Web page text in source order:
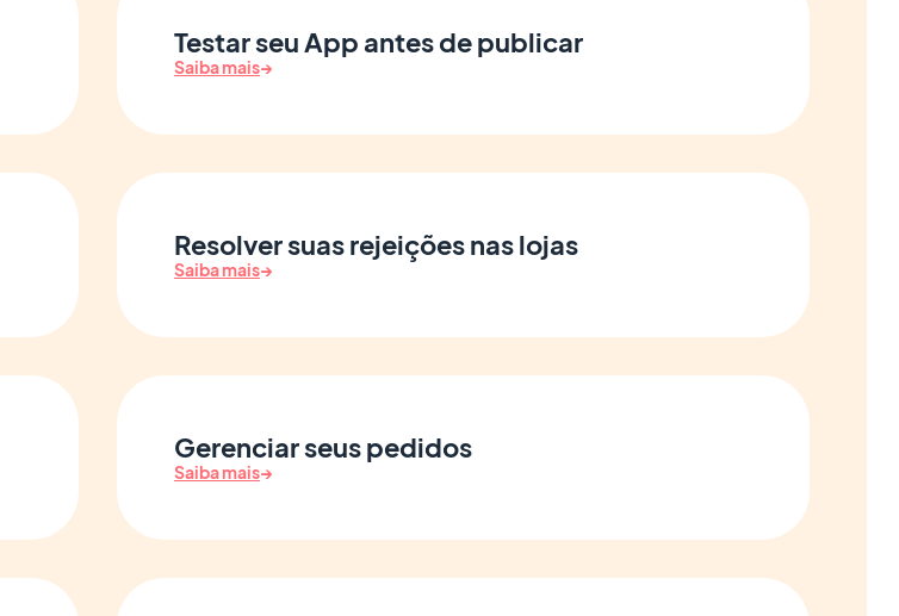
Testar seu App antes de publicar
Saiba mais→
Resolver suas rejeições nas lojas
Saiba mais→
Gerenciar seus pedidos
Saiba mais→